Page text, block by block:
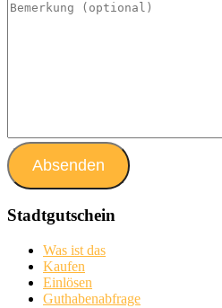
Stadtgutschein
Was ist das
Kaufen
Einlösen
Guthabenabfrage